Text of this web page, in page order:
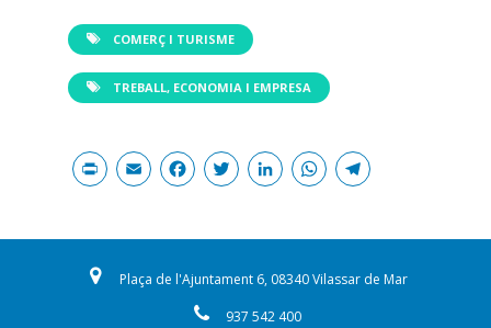
COMERÇ I TURISME
TREBALL, ECONOMIA I EMPRESA
PrintEmailFacebook
Twitter
LinkedIn
Plaça de l'Ajuntament 6, 08340 Vilassar de Mar
937 542 400